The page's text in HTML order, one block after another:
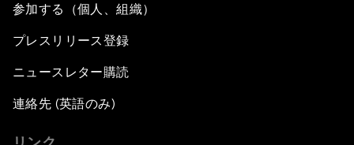
参加する（個人、組織）
プレスリリース登録
ニュースレター購読
連絡先 (英語のみ)